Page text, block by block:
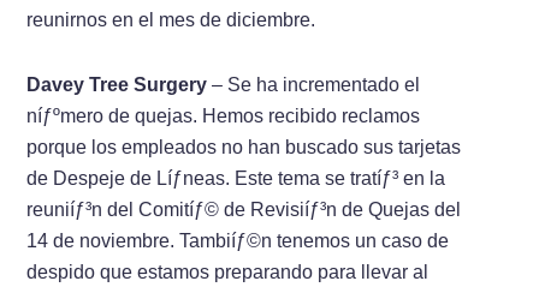
reunirnos en el mes de diciembre.
Davey Tree Surgery – Se ha incrementado el
níƒºmero de quejas. Hemos recibido reclamos
porque los empleados no han buscado sus tarjetas
de Despeje de Líƒ­neas. Este tema se tratíƒ³ en la
reuniíƒ³n del Comitíƒ© de Revisiíƒ³n de Quejas del
14 de noviembre. Tambiíƒ©n tenemos un caso de
despido que estamos preparando para llevar al